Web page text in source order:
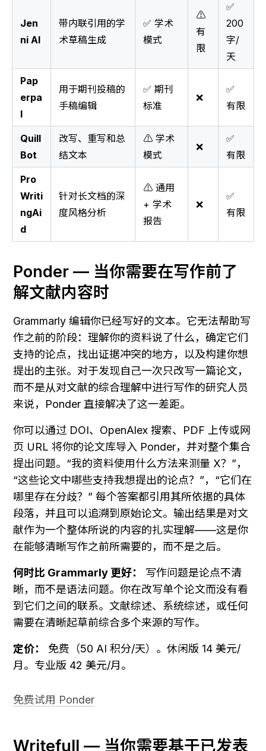
Jen
ni AI
带内联引用的学
术草稿生成
✅ 学术
模式
⚠️
有
限
✅
200
字/
天
Pap
erpa
l
用于期刊投稿的
手稿编辑
✅ 期刊
标准
❌
✅
有限
Quill
Bot
改写、重写和总
结文本
⚠️ 学术
模式
❌
✅
有限
Pro
Writi
ngAi
d
针对长文档的深
度风格分析
⚠️ 通用
+ 学术
报告
❌
✅
有限
Ponder — 当你需要在写作前了
解文献内容时
Grammarly 编辑你已经写好的文本。它无法帮助写
作之前的阶段：理解你的资料说了什么，确定它们
支持的论点，找出证据冲突的地方，以及构建你想
提出的主张。对于发现自己一次只改写一篇论文，
而不是从对文献的综合理解中进行写作的研究人员
来说，Ponder 直接解决了这一差距。
你可以通过 DOI、OpenAlex 搜索、PDF 上传或网
页 URL 将你的论文库导入 Ponder，并对整个集合
提出问题。“我的资料使用什么方法来测量 X？”，
“这些论文中哪些支持我想提出的论点？”，“它们在
哪里存在分歧？” 每个答案都引用其所依据的具体
段落，并且可以追溯到原始论文。输出结果是对文
献作为一个整体所说的内容的扎实理解——这是你
在能够清晰写作之前所需要的，而不是之后。
何时比 Grammarly 更好：
写作问题是论点不清
晰，而不是语法问题。你在改写单个论文而没有看
到它们之间的联系。文献综述、系统综述，或任何
需要在清晰起草前综合多个来源的写作。
定价：
免费（50 AI 积分/天）。休闲版 14 美元/
月。专业版 42 美元/月。
免费试用 Ponder
Writefull — 当你需要基于已发表